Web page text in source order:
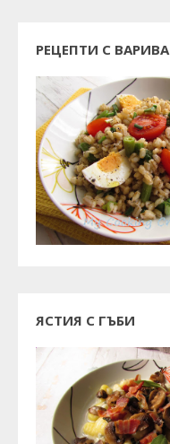
РЕЦЕПТИ С ВАРИВА
ЯСТИЯ С ГЪБИ